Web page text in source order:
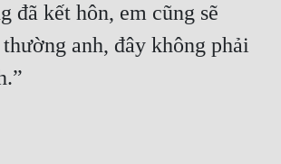
đã kết hôn, em cũng sẽ
anh, đây không phải